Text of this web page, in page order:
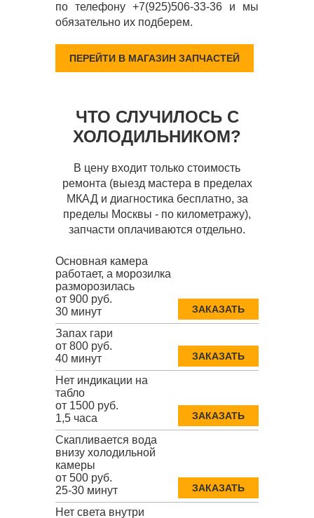
по телефону +7(925)506-33-36 и мы
обязательно их подберем.
ПЕРЕЙТИ В МАГАЗИН ЗАПЧАСТЕЙ
ЧТО СЛУЧИЛОСЬ С
ХОЛОДИЛЬНИКОМ?
В цену входит только стоимость
ремонта (выезд мастера в пределах
МКАД и диагностика бесплатно, за
пределы Москвы - по километражу),
запчасти оплачиваются отдельно.
Основная камера
работает, а морозилка
разморозилась
от 900 руб.
30 минут
ЗАКАЗАТЬ
Запах гари
от 800 руб.
40 минут
ЗАКАЗАТЬ
Нет индикации на
табло
от 1500 руб.
1,5 часа
ЗАКАЗАТЬ
Скапливается вода
внизу холодильной
камеры
от 500 руб.
25-30 минут
ЗАКАЗАТЬ
Нет света внутри